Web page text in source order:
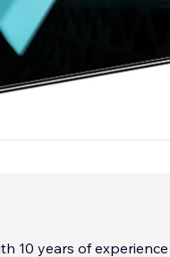
10 years of